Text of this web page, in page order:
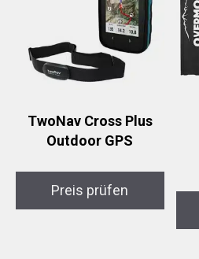
TwoNav Cross Plus
Outdoor GPS
Preis prüfen